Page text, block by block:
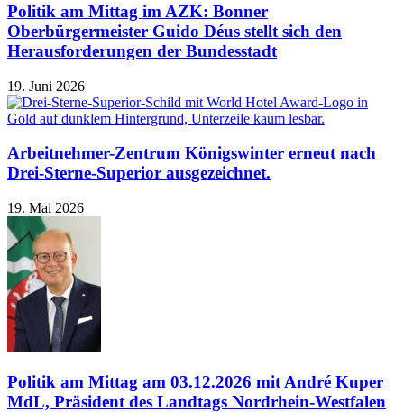
Politik am Mittag im AZK: Bonner
Oberbürgermeister Guido Déus stellt sich den
Herausforderungen der Bundesstadt
19. Juni 2026
Arbeitnehmer-Zentrum Königswinter erneut nach
Drei-Sterne-Superior ausgezeichnet.
19. Mai 2026
Politik am Mittag am 03.12.2026 mit André Kuper
MdL, Präsident des Landtags Nordrhein-Westfalen